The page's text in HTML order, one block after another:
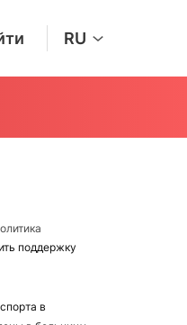
RU
поддержку
в